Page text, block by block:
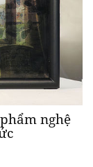
nghệ